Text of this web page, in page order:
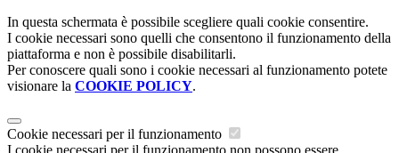
In questa schermata è possibile scegliere quali cookie consentire.
I cookie necessari sono quelli che consentono il funzionamento della
piattaforma e non è possibile disabilitarli.
Per conoscere quali sono i cookie necessari al funzionamento potete
visionare la COOKIE POLICY.
Cookie necessari per il funzionamento
I cookie necessari per il funzionamento non possono essere